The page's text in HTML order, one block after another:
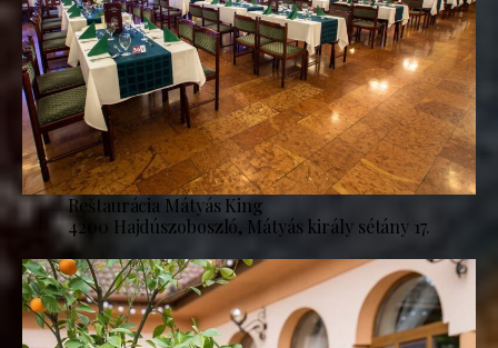
Reštaurácia Mátyás King
4200 Hajdúszoboszló, Mátyás király sétány 17.